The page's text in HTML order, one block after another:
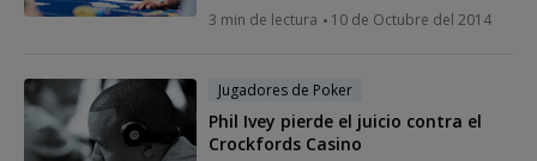
3 min de lectura 10 de Octubre del 2014
Jugadores de Poker
Phil Ivey pierde el juicio contra el
Crockfords Casino